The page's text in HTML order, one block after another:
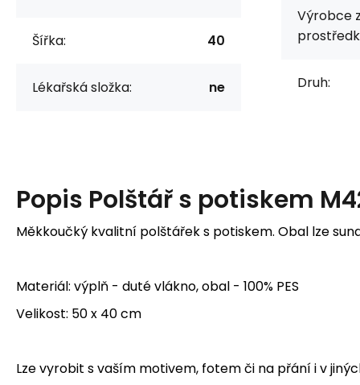
Šířka: 40
Lékařská složka: ne
Výrobce
Druh:
Popis Polštář s potiskem
Měkkoučký kvalitní polštářek s potiskem. Obal lze
Materiál: výplň - duté vlákno, obal - 100% PES
Velikost: 50 x 40 cm
Lze vyrobit s vaším motivem, fotem či na přání i v